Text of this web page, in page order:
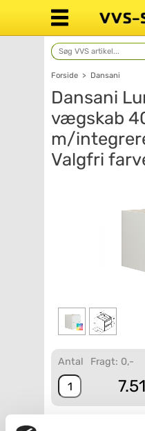
Forside > Dansani
Dansani
vægskab
m/
Valgfri
Antal Fragt: 0,-